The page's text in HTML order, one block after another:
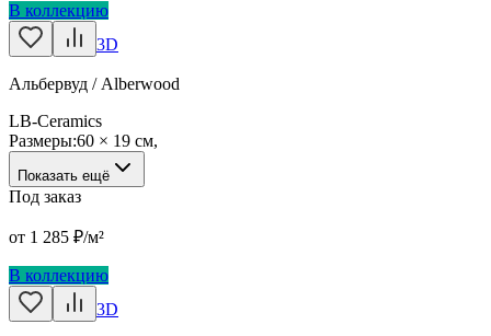
В коллекцию
3D
Альбервуд / Alberwood
LB-Ceramics
Размеры:60 × 19 см,
Показать ещё
Под заказ
от 1 285 ₽/м²
В коллекцию
3D